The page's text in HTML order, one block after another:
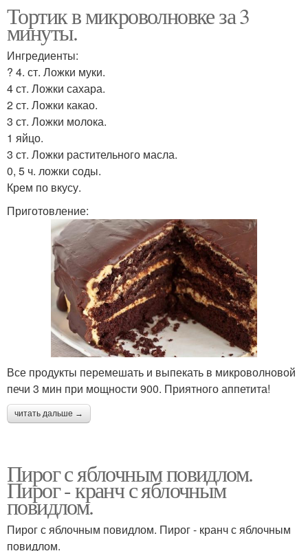
Тортик в микроволновке за 3
минуты.
Ингредиенты:
? 4. ст. Ложки муки.
4 ст. Ложки сахара.
2 ст. Ложки какао.
3 ст. Ложки молока.
1 яйцо.
3 ст. Ложки растительного масла.
0, 5 ч. ложки соды.
Крем по вкусу.
Приготовление:
Все продукты перемешать и выпекать в микроволновой
печи 3 мин при мощности 900. Приятного аппетита!
читать дальше →
Пирог с яблочным повидлом.
Пирог - кранч с яблочным
повидлом.
Пирог с яблочным повидлом. Пирог - кранч с яблочным
повидлом.